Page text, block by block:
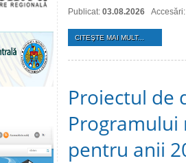
Publicat: 03.08.2026
CITEŞTE MAI MULT...
Proiectul de
Programului
pentru anii